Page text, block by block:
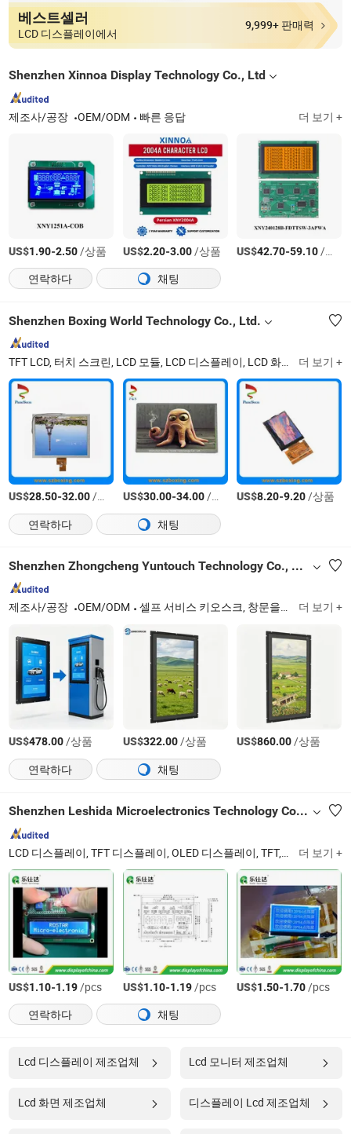
베스트셀러
LCD 디스플레이에서
9,999+ 판매력
Shenzhen Xinnoa Display Technology Co., Ltd
제조사/공장 OEM/ODM 빠른 응답 더 보기 +
US$1.90-2.50/상품 US$2.20-3.00/상품 US$42.70-59.10/상품
연락하다
채팅
Shenzhen Boxing World Technology Co., Ltd.
TFT LCD, 터치 스크린, LCD 모듈, LCD 디스플레이, LCD 화면, 안드로이드 보드, LCD 패널, OLED, OLED 디스플레이, 전자 종이 더 보기 +
US$28.50-32.00/상품 US$30.00-34.00/상품 US$8.20-9.20/상품
연락하다
채팅
Shenzhen Zhongcheng Yuntouch Technology Co., Ltd.
제조사/공장 OEM/ODM 셀프 서비스 키오스크, 창문을 향한 디스플레이, 야외 디지털 사이니지 더 보기 +
US$478.00/상품 US$322.00/상품 US$860.00/상품
연락하다
채팅
Shenzhen Leshida Microelectronics Technology Co., Ltd
LCD 디스플레이, TFT 디스플레이, OLED 디스플레이, TFT, LCD, OLED, 자동차 LCD, COB 디스플레이, 모터 LCD, 건강 장비 LCD 더 보기 +
US$1.10-1.19/pcs US$1.10-1.19/pcs US$1.50-1.70/pcs
연락하다
채팅
Lcd 디스플레이 제조업체 Lcd 모니터 제조업체
Lcd 화면 제조업체 디스플레이 Lcd 제조업체